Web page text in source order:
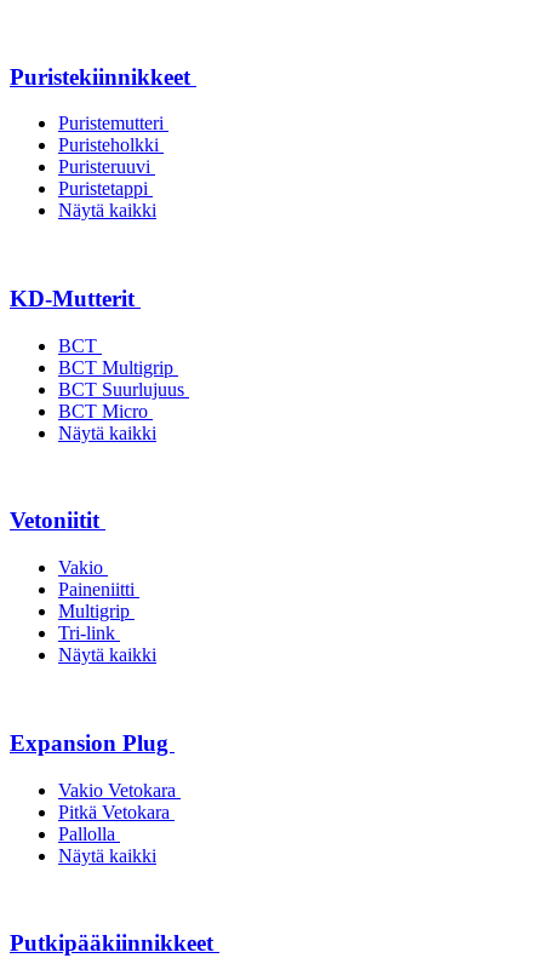
Puristekiinnikkeet
Puristemutteri
Puristeholkki
Puristeruuvi
Puristetappi
Näytä kaikki
KD-Mutterit
BCT
BCT Multigrip
BCT Suurlujuus
BCT Micro
Näytä kaikki
Vetoniitit
Vakio
Paineniitti
Multigrip
Tri-link
Näytä kaikki
Expansion Plug
Vakio Vetokara
Pitkä Vetokara
Pallolla
Näytä kaikki
Putkipääkiinnikkeet